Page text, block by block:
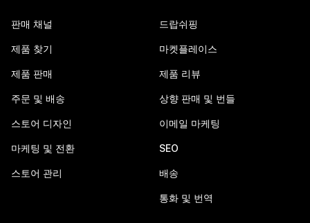
판매 채널
제품 찾기
제품 판매
주문 및 배송
스토어 디자인
마케팅 및 전환
스토어 관리
드랍쉬핑
마켓플레이스
제품 리뷰
상향 판매 및 번들
이메일 마케팅
SEO
배송
통화 및 번역